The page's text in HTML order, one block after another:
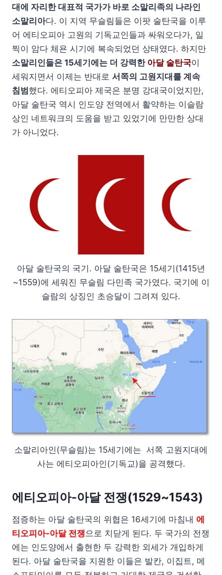
대에 자리한 대표적 국가가 바로 소말리족의 나라인
소말리아다. 이 지역 무슬림들은 이팟 술탄국을 이루
어 에티오피아 고원의 기독교인들과 싸워오다가, 일
찍이 암다 체욘 시기에 복속되었던 상태였다. 하지만
소말리인들은 15세기에는 더 강력한 아달 술탄국이
세워지면서 이제는 반대로 서쪽의 고원지대를 계속
침범 했다. 에티오피아 제국은 분명 강대국이었지만,
아달 술탄국 역시 인도양 전역에서 활약하는 이슬람
상인 네트워크의 도움을 받고 있었기에 만만한 상대
가 아니었다.
아달 술탄국의 국기. 아달 술탄국은 15세기(1415년
~1559)에 세워진 무슬림 다민족 국가였다. 국기에 이
슬람의 상징인 초승달이 그려져 있다.
소말리아인(무슬림)는 15세기에는 서쪽 고원지대에
사는 에티오피아인(기독교)을 공격했다.
에티오피아-아달 전쟁(1529~1543)
점증하는 아달 술탄국의 위협은 16세기에 마침내 에
티오피아-아달 전쟁으로 치닫게 된다. 두 국가의 전쟁
에는 인도양에서 출현한 두 강력한 외세가 개입하게
된다. 아달 술탄국을 지원한 이들은 발칸, 이집트, 메